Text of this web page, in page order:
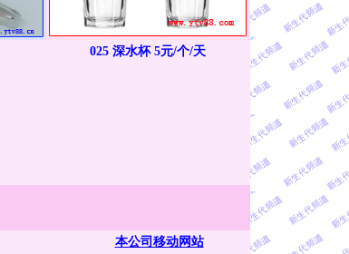
025 深水杯 5元/个/天
本公司移动网站